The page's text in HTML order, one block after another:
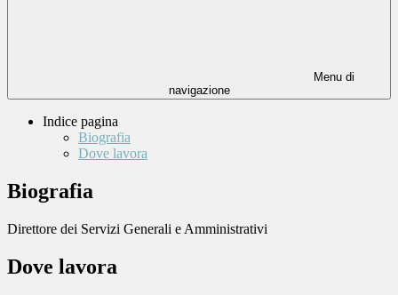
Menu di
navigazione
Indice pagina
Biografia
Dove lavora
Biografia
Direttore dei Servizi Generali e Amministrativi
Dove lavora